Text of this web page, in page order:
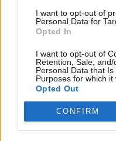
I want to opt-out of
Personal Data for
Opted In
I want to opt-out of
Retention, Sale,
Personal Data that
Purposes for which it
Opted Out
CONFIRM